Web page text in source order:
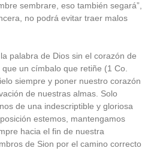
sembrare, eso también segará”,
no podrá evitar traer malos
palabra de Dios sin el corazón de
un címbalo que retiñe (1 Co.
siempre y poner nuestro corazón
de nuestras almas. Solo
de una indescriptible y gloriosa
estemos, mantengamos
hacia el fin de nuestra
de Sion por el camino correcto